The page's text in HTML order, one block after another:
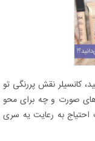
کانسیلر نقش پررنگی تو
صورت و چه برای محو
احتیاج به رعایت یه سری